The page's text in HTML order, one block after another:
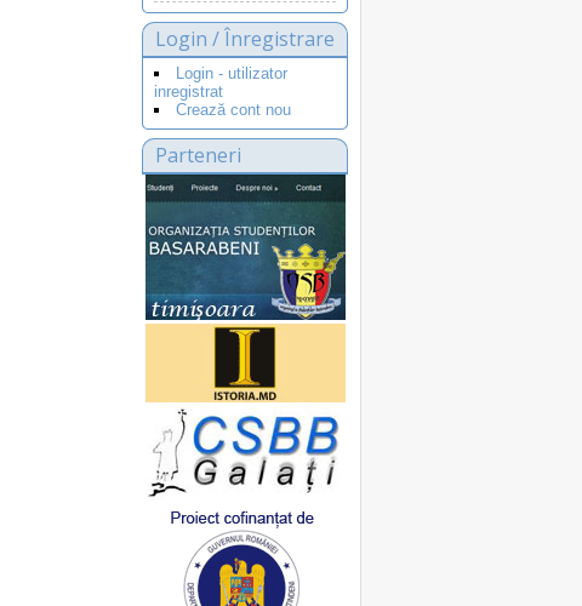
Login / Înregistrare
Login - utilizator
inregistrat
Crează cont nou
Parteneri